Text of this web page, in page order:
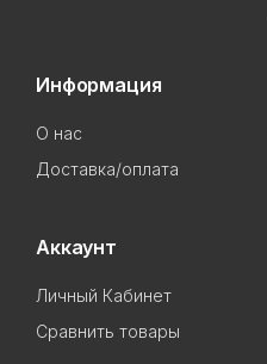
Информация
О нас
Доставка/оплата
Аккаунт
Личный Кабинет
Сравнить товары